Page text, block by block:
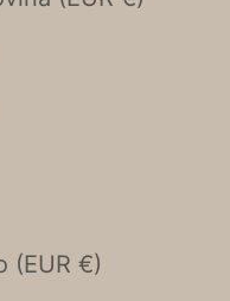
Città del Vaticano (EUR €)